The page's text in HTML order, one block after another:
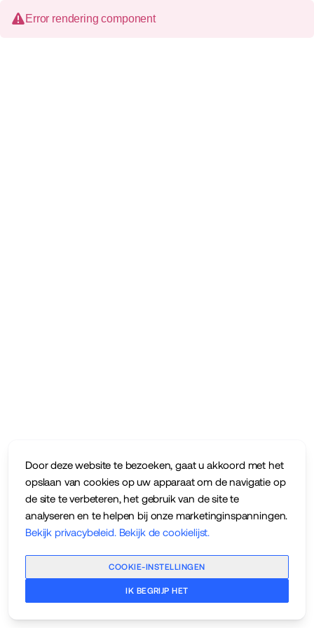
Door deze website te bezoeken, gaat u akkoord met het
opslaan van cookies op uw apparaat om de navigatie op
de site te verbeteren, het gebruik van de site te
analyseren en te helpen bij onze marketinginspanningen.
Bekijk privacybeleid. Bekijk de cookielijst.
COOKIE-INSTELLINGEN
IK BEGRIJP HET
Error rendering component